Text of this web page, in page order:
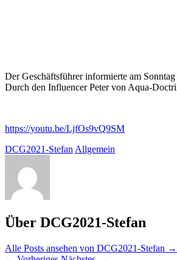
Der Geschäftsführer informierte am
Durch den Influencer Peter von Aqua-
https://youtu.be/LjfOs9vQ9SM
DCG2021-Stefan Allgemein
Über DCG2021-Stefan
Alle Posts ansehen von DCG2021-Stefan →